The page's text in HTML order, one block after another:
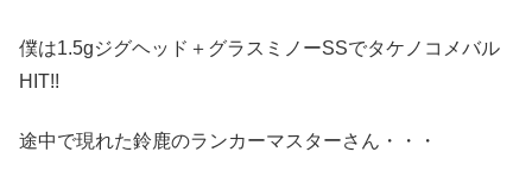
僕は1.5gジグヘッド＋グラスミノーSSでタケノコメバル
HIT!!
途中で現れた鈴鹿のランカーマスターさん・・・